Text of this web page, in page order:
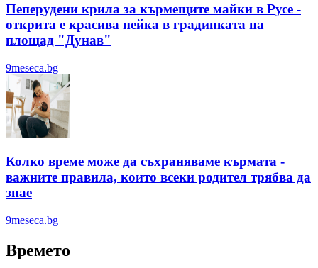
Пеперудени крила за кърмещите майки в Русе -
открита е красива пейка в градинката на
площад "Дунав"
9meseca.bg
Колко време може да съхраняваме кърмата -
важните правила, които всеки родител трябва да
знае
9meseca.bg
Времето